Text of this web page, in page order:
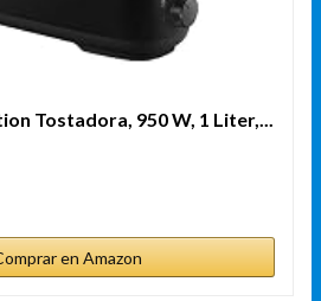
Tostadora, 950 W, 1 Liter,...
en Amazon